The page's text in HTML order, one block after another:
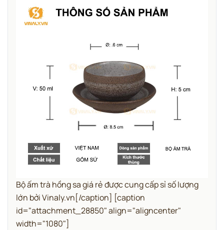
Bộ ấm trà hồng sa giá rẻ được cung cấp sỉ số lượng
lớn bởi Vinaly.vn[/caption] [caption
id="attachment_28850" align="aligncenter"
width="1080"]